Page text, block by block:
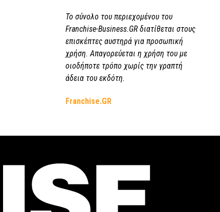
Το σύνολο του περιεχομένου του
Franchise-Business.GR διατίθεται στους
επισκέπτες αυστηρά για προσωπική
χρήση. Απαγορεύεται η χρήση του με
οιοδήποτε τρόπο χωρίς την γραπτή
άδεια του εκδότη.
Franchise.GR